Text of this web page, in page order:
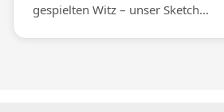
gespielten Witz – unser Sketch...